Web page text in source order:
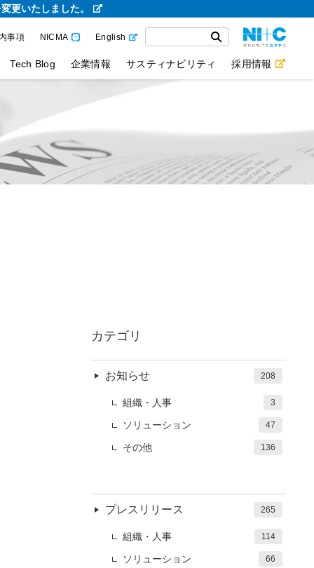
更いたしました。
事項 NICMA English
Tech Blog 企業情報 サスティナビリティ 採用情報
カテゴリ
お知らせ 208
組織・人事 3
ソリューション 47
その他 136
プレスリリース 265
組織・人事 114
ソリューション 66